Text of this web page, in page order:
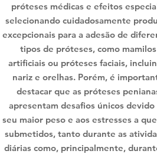
próteses médicas e efeitos
selecionando cuidadosamente
excepcionais para a adesão de
tipos de próteses, como mamilos
artificiais ou próteses faciais,
nariz e orelhas. Porém, é
destacar que as próteses
apresentam desafios únicos devido
seu maior peso e aos estresses a
submetidos, tanto durante as
diárias como, principalmente,